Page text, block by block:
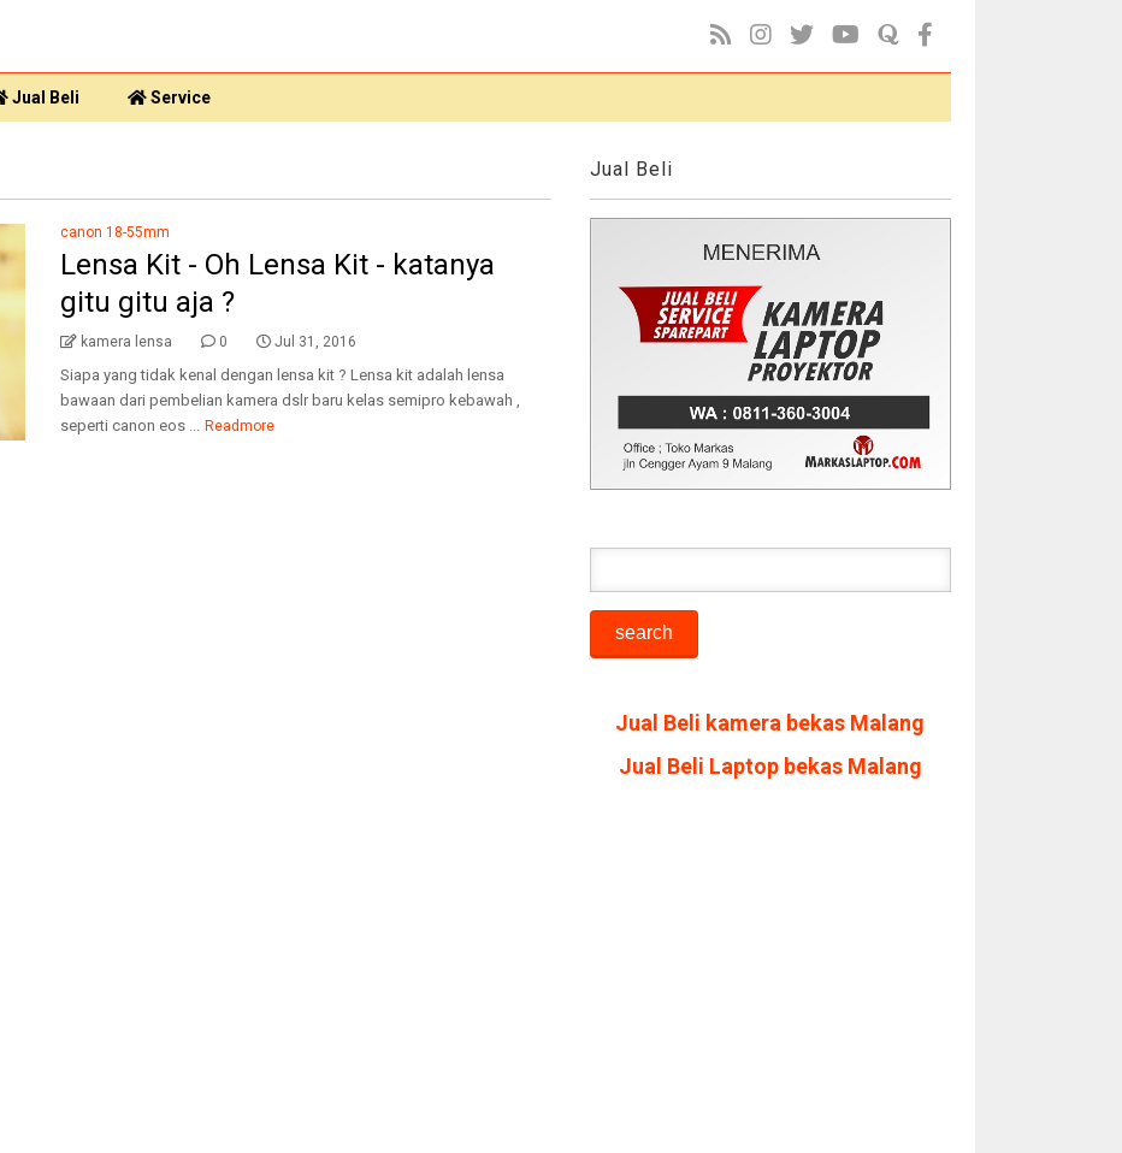
Jual Beli Service
canon 18-55mm
Lensa Kit - Oh Lensa Kit - katanya
gitu gitu aja ?
kamera lensa 0 Jul 31, 2016
Siapa yang tidak kenal dengan lensa kit ? Lensa kit adalah lensa
bawaan dari pembelian kamera dslr baru kelas semipro kebawah ,
seperti canon eos ... Readmore
Jual Beli
Jual Beli kamera bekas Malang
Jual Beli Laptop bekas Malang